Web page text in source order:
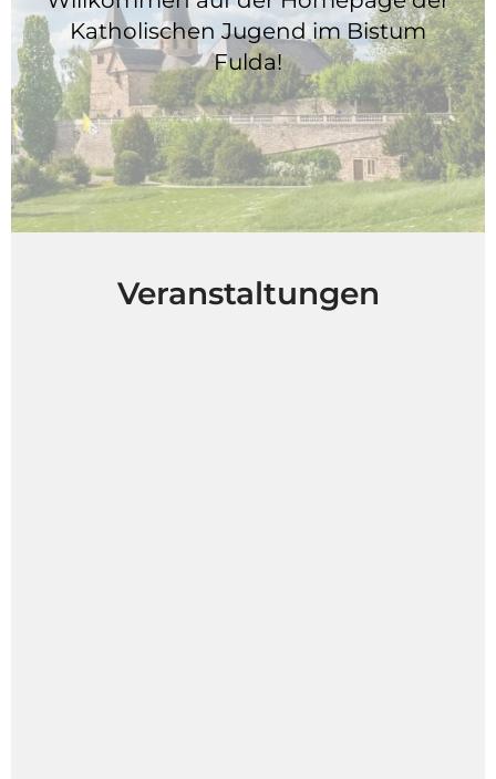
Katholischen Jugend im Bistum
Fulda!
Veranstaltungen